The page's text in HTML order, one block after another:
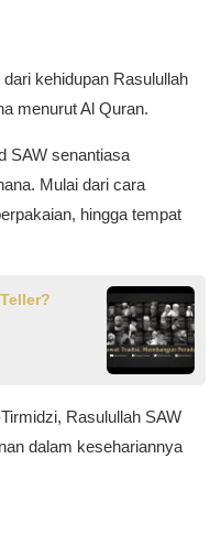
kehidupan Rasulullah
menurut Al Quran.
SAW senantiasa
Mulai dari cara
hingga tempat
Rasulullah SAW
dalam kesehariannya